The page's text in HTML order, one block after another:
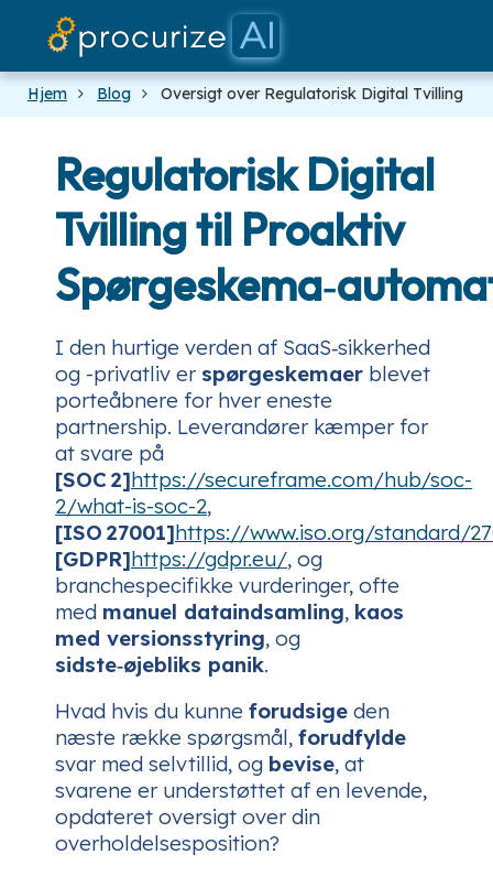
Hjem Blog Oversigt over Regulatorisk Digital Tvilling
Regulatorisk Digital
Tvilling til Proaktiv
I den hurtige verden af SaaS‑sikkerhed
og -privatliv er spørgeskemaer blevet
porteåbnere for hver eneste
partnership. Leverandører kæmper for
at svare på
[SOC 2]https://secureframe.com/hub/soc-
2/what-is-soc-2,
[ISO 27001]https://www.iso.org/standard/
[GDPR]https://gdpr.eu/, og
branchespecifikke vurderinger, ofte
med manuel dataindsamling, kaos
med versionsstyring, og
sidste‑øjebliks panik.
Hvad hvis du kunne forudsige den
næste række spørgsmål, forudfylde
svar med selvtillid, og bevise, at
svarene er understøttet af en levende,
opdateret oversigt over din
overholdelsesposition?